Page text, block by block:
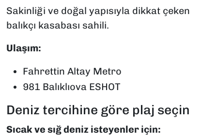
Sakinliği ve doğal yapısıyla dikkat çeken
balıkçı kasabası sahili.
Ulaşım:
Fahrettin Altay Metro
981 Balıklıova ESHOT
Deniz tercihine göre plaj seçin
Sıcak ve sığ deniz isteyenler için: